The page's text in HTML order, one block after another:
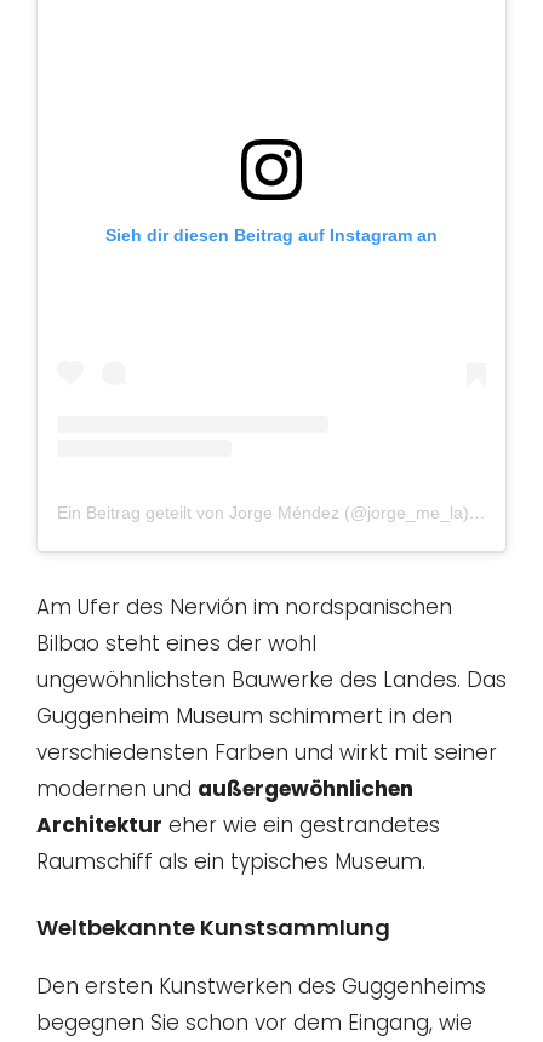
Sieh dir diesen Beitrag auf Instagram an
Ein Beitrag geteilt von Jorge Méndez (@jorge_me_la)
am
Am Ufer des Nervión im nordspanischen
Bilbao steht eines der wohl
ungewöhnlichsten Bauwerke des Landes. Das
Guggenheim Museum schimmert in den
verschiedensten Farben und wirkt mit seiner
modernen und außergewöhnlichen
Architektur eher wie ein gestrandetes
Raumschiff als ein typisches Museum.
Weltbekannte Kunstsammlung
Den ersten Kunstwerken des Guggenheims
begegnen Sie schon vor dem Eingang, wie